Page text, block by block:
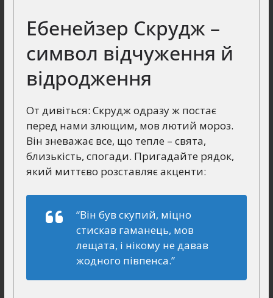
Ебенейзер Скрудж –
символ відчуження й
відродження
От дивіться: Скрудж одразу ж постає
перед нами злющим, мов лютий мороз.
Він зневажає все, що тепле – свята,
близькість, спогади. Пригадайте рядок,
який миттєво розставляє акценти:
“Він був скупий, міцно
стискав гаманець, мов
лещата, і нікому не давав
жодного півпенса.”